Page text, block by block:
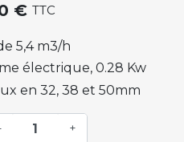
€ TTC
5,4 m3/h
électrique, 0.28 Kw
en 32, 38 et 50mm
+